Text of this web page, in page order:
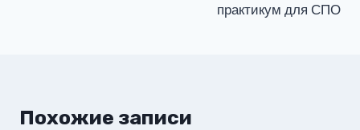
практикум для СПО
Похожие записи